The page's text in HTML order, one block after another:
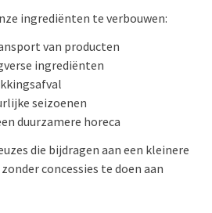
ingrediënten te verbouwen:
van producten
ingrediënten
seizoenen
duurzamere horeca
die bijdragen aan een kleinere
concessies te doen aan